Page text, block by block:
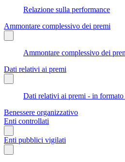
Relazione sulla performance
Ammontare complessivo dei premi
Ammontare complessivo dei
Dati relativi ai premi
Dati relativi ai premi - in formato
Benessere organizzativo
Enti controllati
Enti pubblici vigilati